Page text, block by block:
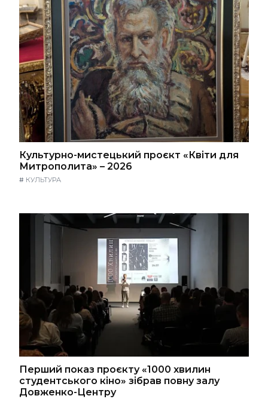
Культурно-мистецький проєкт «Квіти для
Митрополита» – 2026
# КУЛЬТУРА
Перший показ проєкту «1000 хвилин
студентського кіно» зібрав повну залу
Довженко-Центру